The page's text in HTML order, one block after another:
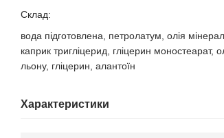
Склад:
вода підготовлена, петролатум, олія
каприк тригліцерид, гліцерин моностеарат,
льону, гліцерин, алантоїн
Характеристики